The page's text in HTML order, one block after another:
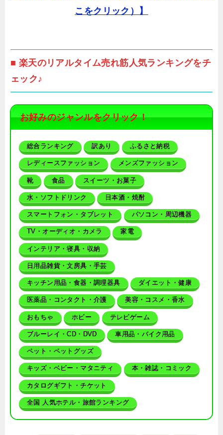
こをクリック）】
■ 楽天のリアルタイム売れ筋人気ランキングをチ
ェック♪
お好みのジャンルをクリック！
総合ランキング 訳あり ふるさと納税
レディースファッション メンズファッション
靴 食品 スイーツ・お菓子
水・ソフトドリンク 日本酒・焼酎
スマートフォン・タブレット パソコン・周辺機器
TV・オーディオ・カメラ 家電
インテリア・寝具・収納
日用品雑貨・文房具・手芸
キッチン用品・食器・調理器具 ダイエット・健康
医薬品・コンタクト・介護 美容・コスメ・香水
おもちゃ ホビー テレビゲーム
ブルーレイ・CD・DVD 車用品・バイク用品
ペット・ペットグッズ
キッズ・ベビー・マタニティ 本・雑誌・コミック
カタログギフト・チケット
全国 人気ホテル・旅館ランキング